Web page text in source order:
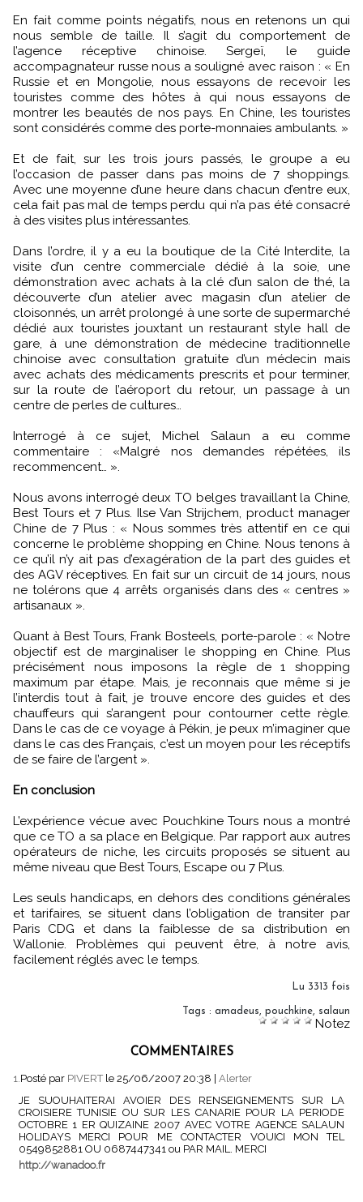
En fait comme points négatifs, nous en retenons un qui
nous semble de taille. Il s’agit du comportement de
l’agence réceptive chinoise. Sergeï, le guide
accompagnateur russe nous a souligné avec raison : « En
Russie et en Mongolie, nous essayons de recevoir les
touristes comme des hôtes à qui nous essayons de
montrer les beautés de nos pays. En Chine, les touristes
sont considérés comme des porte-monnaies ambulants. »
Et de fait, sur les trois jours passés, le groupe a eu
l’occasion de passer dans pas moins de 7 shoppings.
Avec une moyenne d’une heure dans chacun d’entre eux,
cela fait pas mal de temps perdu qui n’a pas été consacré
à des visites plus intéressantes.
Dans l’ordre, il y a eu la boutique de la Cité Interdite, la
visite d’un centre commerciale dédié à la soie, une
démonstration avec achats à la clé d’un salon de thé, la
découverte d’un atelier avec magasin d’un atelier de
cloisonnés, un arrêt prolongé à une sorte de supermarché
dédié aux touristes jouxtant un restaurant style hall de
gare, à une démonstration de médecine traditionnelle
chinoise avec consultation gratuite d’un médecin mais
avec achats des médicaments prescrits et pour terminer,
sur la route de l’aéroport du retour, un passage à un
centre de perles de cultures…
Interrogé à ce sujet, Michel Salaun a eu comme
commentaire : «Malgré nos demandes répétées, ils
recommencent… ».
Nous avons interrogé deux TO belges travaillant la Chine,
Best Tours et 7 Plus. Ilse Van Strijchem, product manager
Chine de 7 Plus : « Nous sommes très attentif en ce qui
concerne le problème shopping en Chine. Nous tenons à
ce qu’il n’y ait pas d’exagération de la part des guides et
des AGV réceptives. En fait sur un circuit de 14 jours, nous
ne tolérons que 4 arrêts organisés dans des « centres »
artisanaux ».
Quant à Best Tours, Frank Bosteels, porte-parole : « Notre
objectif est de marginaliser le shopping en Chine. Plus
précisément nous imposons la règle de 1 shopping
maximum par étape. Mais, je reconnais que même si je
l’interdis tout à fait, je trouve encore des guides et des
chauffeurs qui s’arangent pour contourner cette règle.
Dans le cas de ce voyage à Pékin, je peux m’imaginer que
dans le cas des Français, c’est un moyen pour les réceptifs
de se faire de l’argent ».
En conclusion
L’expérience vécue avec Pouchkine Tours nous a montré
que ce TO a sa place en Belgique. Par rapport aux autres
opérateurs de niche, les circuits proposés se situent au
même niveau que Best Tours, Escape ou 7 Plus.
Les seuls handicaps, en dehors des conditions générales
et tarifaires, se situent dans l’obligation de transiter par
Paris CDG et dans la faiblesse de sa distribution en
Wallonie. Problèmes qui peuvent être, à notre avis,
facilement réglés avec le temps.
Lu 3313 fois
Tags : amadeus, pouchkine, salaun
Notez
COMMENTAIRES
1.Posté par PIVERT le 25/06/2007 20:38
Alerter
JE SUOUHAITERAI AVOIER DES RENSEIGNEMENTS SUR LA
CROISIERE TUNISIE OU SUR LES CANARIE POUR LA PERIODE
OCTOBRE 1 ER QUIZAINE 2007 AVEC VOTRE AGENCE SALAUN
HOLIDAYS MERCI POUR ME CONTACTER VOUICI MON TEL
0549852881 OU 0687447341 ou PAR MAIL. MERCI
http://wanadoo.fr